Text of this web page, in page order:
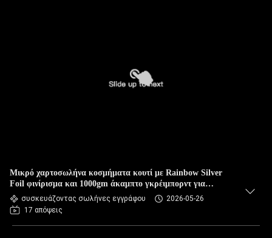
Μικρό χαρτοσωλήνα κοσμήματα κουτί με Rainbow Silver
Foil φινίρισμα και 1000gm άκαμπτο γκρέιμπορντ για
ασφαλές 500gm Kraft Card Insert
συσκευάζοντας σωλήνες εγγράφου
2026-05-26
17 απόψεις